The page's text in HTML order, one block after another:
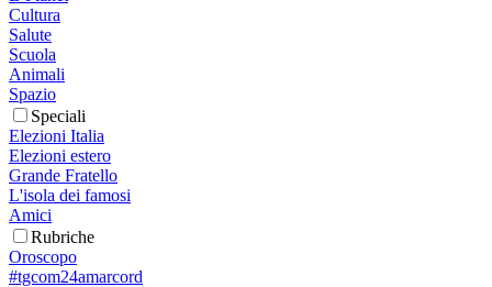
Cultura
Salute
Scuola
Animali
Spazio
Speciali
Elezioni Italia
Elezioni estero
Grande Fratello
L'isola dei famosi
Amici
Rubriche
Oroscopo
#tgcom24amarcord